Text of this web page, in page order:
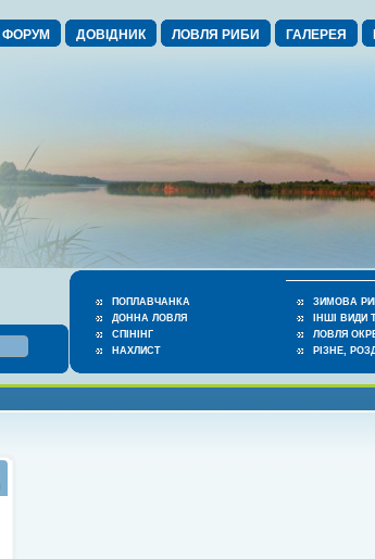
ФОРУМ ДОВІДНИК ЛОВЛЯ РИБИ ГАЛЕРЕЯ
ПОПЛАВЧАНКА
ДОННА ЛОВЛЯ
СПІНІНГ
НАХЛИСТ
ЗИМОВА
ІНШІ ВИДИ
ЛОВЛЯ
РІЗНЕ,